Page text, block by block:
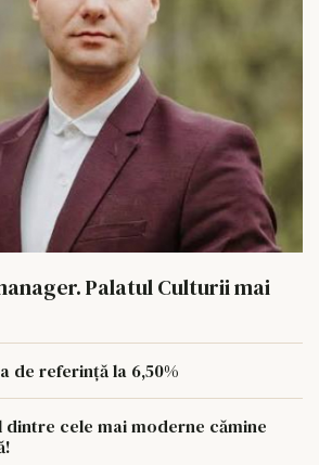
Palatul Culturii mai
de referință la 6,50%
dintre cele mai moderne cămine